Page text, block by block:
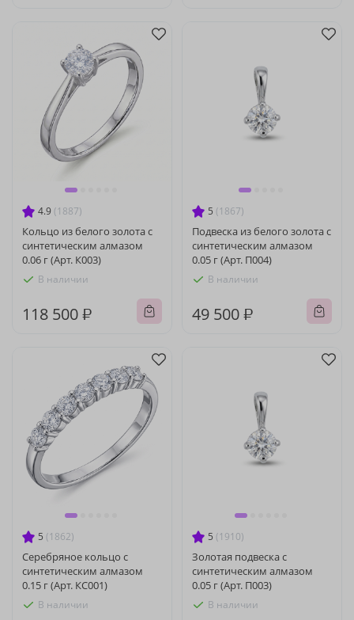
4.9 (1887)
Кольцо из белого золота с
синтетическим алмазом
0.06 г (Арт. К003)
В наличии
118 500 ₽
5 (1867)
Подвеска из белого золота с
синтетическим алмазом
0.05 г (Арт. П004)
В наличии
49 500 ₽
5 (1862)
Серебряное кольцо с
синтетическим алмазом
0.15 г (Арт. КС001)
В наличии
5 (1910)
Золотая подвеска с
синтетическим алмазом
0.05 г (Арт. П003)
В наличии